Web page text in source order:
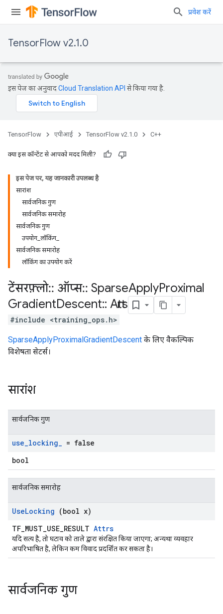
प्रवेश करें
TensorFlow v2.1.0
इस पेज का अनुवादCloud Translation API से किया गया है.
TensorFlow एपीआई TensorFlow v2.1.0 C++
क्या इस कॉन्टेंट से आपको मदद मिली?
इस पेज पर, यह जानकारी उपलब्ध है
सारांश
सार्वजनिक गुण
सार्वजनिक समारोह
सार्वजनिक गुण
उपयोग_लॉकिंग_
सार्वजनिक समारोह
लॉकिंग का उपयोग करें
टेंसरफ़्लो:: ऑप्स:: SparseApplyProximal
GradientDescent:: Attrs
#include <training_ops.h>
SparseApplyProximalGradientDescent के लिए वैकल्पिक
विशेषता सेटर्स।
सारांश
सार्वजनिक गुण
use_locking_ = false
bool
सार्वजनिक समारोह
UseLocking (bool x)
TF_MUST_USE_RESULT Attrs
यदि सत्य है, तो घटाव को ताले द्वारा संरक्षित किया जाएगा; अन्यथा व्यवहार
अपरिभाषित है, लेकिन कम विवाद प्रदर्शित कर सकता है।
सार्वजनिक गुण